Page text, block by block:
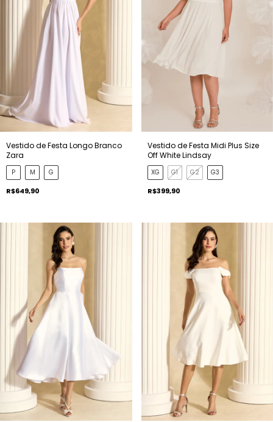
Vestido de Festa Longo Branco
Zara
P M G
R$649,90
Vestido de Festa Midi Plus Size
Off White Lindsay
XG G1 G2 G3
R$399,90